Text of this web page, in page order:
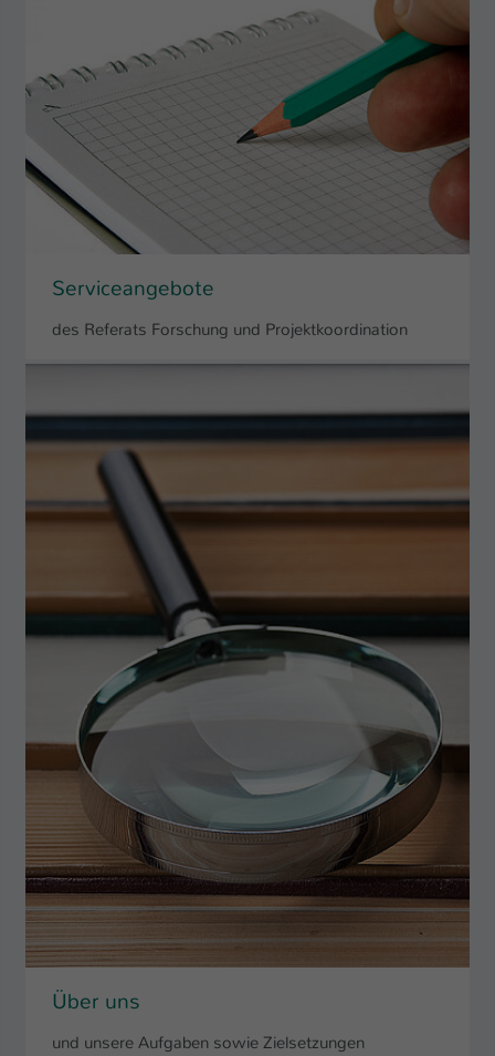
Serviceangebote
des Referats Forschung und Projektkoordination
Über uns
und unsere Aufgaben sowie Zielsetzungen